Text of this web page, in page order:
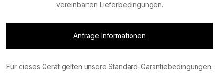
vereinbarten Lieferbedingungen.
Anfrage Informationen
Für dieses Gerät gelten unsere Standard-Garantiebedingungen.